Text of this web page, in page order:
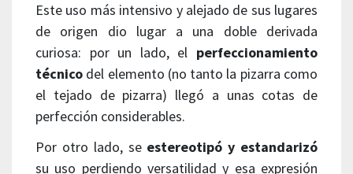
Este uso más intensivo y alejado de sus lugares
de origen dio lugar a una doble derivada
curiosa: por un lado, el perfeccionamiento
técnico del elemento (no tanto la pizarra como
el tejado de pizarra) llegó a unas cotas de
perfección considerables.
Por otro lado, se estereotipó y estandarizó
su uso perdiendo versatilidad y esa expresión